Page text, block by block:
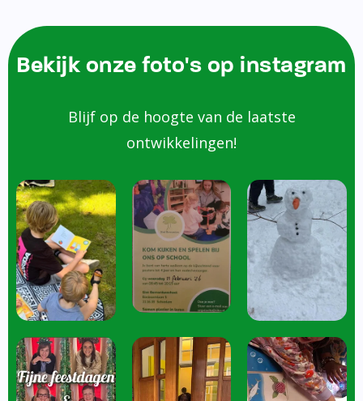
Bekijk onze foto's op instagram
Blijf op de hoogte van de laatste
ontwikkelingen!